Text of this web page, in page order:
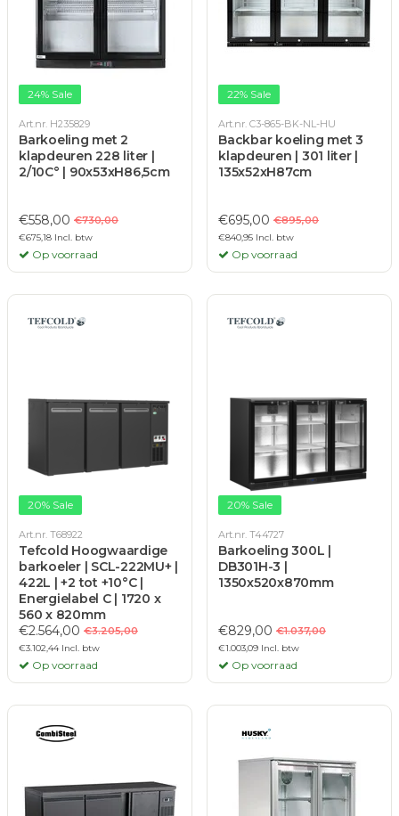
24% Sale
Art.nr. H235829
Barkoeling met 2
klapdeuren 228 liter |
2/10C° | 90x53xH86,5cm
€558,00 €730,00
€675,18 Incl. btw
Op voorraad
22% Sale
Art.nr. C3-865-BK-NL-HU
Backbar koeling met 3
klapdeuren | 301 liter |
135x52xH87cm
€695,00 €895,00
€840,95 Incl. btw
Op voorraad
20% Sale
Art.nr. T68922
Tefcold Hoogwaardige
barkoeler | SCL-222MU+ |
422L | +2 tot +10°C |
Energielabel C | 1720 x
560 x 820mm
€2.564,00 €3.205,00
€3.102,44 Incl. btw
Op voorraad
20% Sale
Art.nr. T44727
Barkoeling 300L |
DB301H-3 |
1350x520x870mm
€829,00 €1.037,00
€1.003,09 Incl. btw
Op voorraad